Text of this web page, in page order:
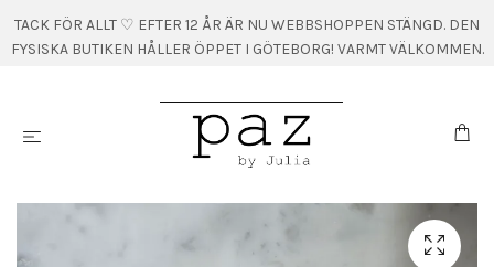
TACK FÖR ALLT ♡ EFTER 12 ÅR ÄR NU WEBBSHOPPEN STÄNGD. DEN
FYSISKA BUTIKEN HÅLLER ÖPPET I GÖTEBORG! VARMT VÄLKOMMEN.